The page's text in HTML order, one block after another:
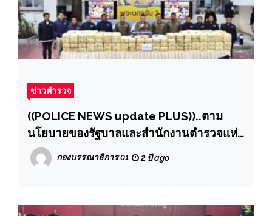
ข่าวตำรวจ
((POLICE NEWS update PLUS))..ตาม
นโยบายของรัฐบาลและสำนักงานตำรวจแห่ง
ชาติให้เจ้าหน้าที่ภาครัฐปราบปรามกลุ่มเครือ
ข่ายยาเสพติด เนื่องจากเป็นภัยคุกคามที่ร้าย
กองบรรณาธิการ 01 2 ปี ago